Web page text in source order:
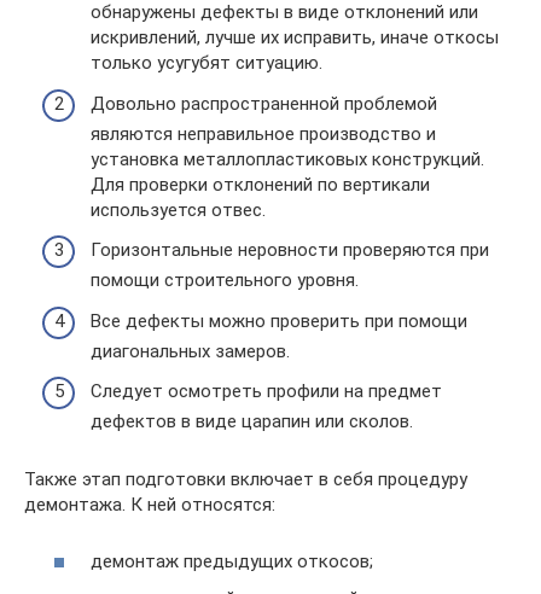
обнаружены дефекты в виде отклонений или
искривлений, лучше их исправить, иначе откосы
только усугубят ситуацию.
Довольно распространенной проблемой
являются неправильное производство и
установка металлопластиковых конструкций.
Для проверки отклонений по вертикали
используется отвес.
Горизонтальные неровности проверяются при
помощи строительного уровня.
Все дефекты можно проверить при помощи
диагональных замеров.
Следует осмотреть профили на предмет
дефектов в виде царапин или сколов.
Также этап подготовки включает в себя процедуру
демонтажа. К ней относятся:
демонтаж предыдущих откосов;